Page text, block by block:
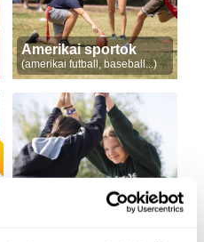
Amerikai sportok
(amerikai futball, baseball...)